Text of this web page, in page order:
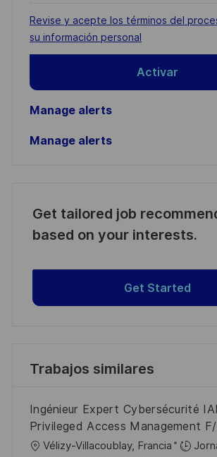
address
(Required)
Required
Revise y acepte los términos del
su información personal
Activar
Manage alerts
Manage alerts
Get tailored job
based on your interests.
Get Started
Trabajos similares
Ingénieur Expert Cybersécurité
Privileged Access Management
U Vélizy-Villacoublay, Francia